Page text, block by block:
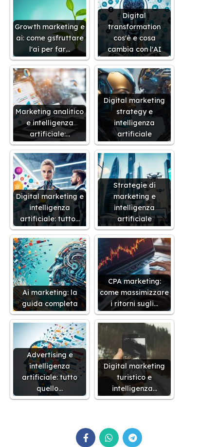
Growth marketing e
ai: come gsfruttare
l'ai per far…
Digital
transformation
cos'è e cosa
cambia con l'AI
Marketing analitico
e intelligenza
artificiale:…
Digital marketing
strategy e
intelligenza
artificiale
Digital marketing e
intelligenza
artificiale: tutto…
Strategie di
marketing e
intelligenza
artificiale
Ai marketing: la
guida completa
CPA marketing:
come massimizzare
i ritorni sugli…
Advertising e
intelligenza
artificiale: tutto
quello…
Digital marketing
turistico e
intelligenza…